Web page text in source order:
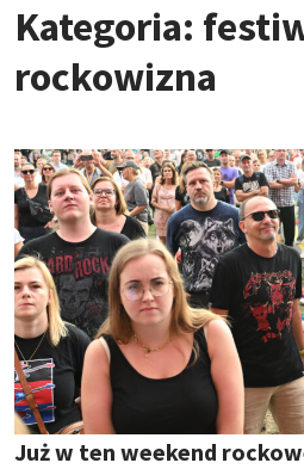
Kategoria:
rockowizna
Już w ten weekend